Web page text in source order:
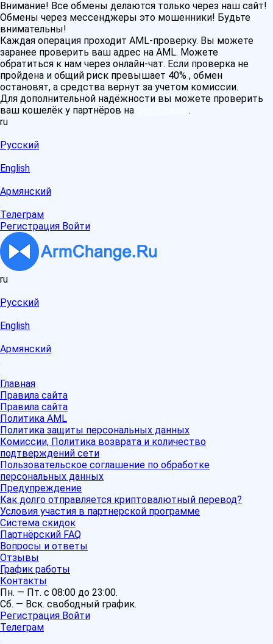
Внимание! Все обмены делаются только через наш сайт!
Обмены через мессенджеры это мошенники! Будьте
внимательны!
Каждая операция проходит AML-проверку. Вы можете
заранее проверить ваш адрес на AML. Можете
обратиться к нам через онлайн-чат. Если проверка не
пройдена и общий риск превышает 40% , обмен
остановят, а средства вернут за учетом комиссии.
Для дополнительной надёжности вы можете проверить
ваш кошелёк у партнёров на
.
ru
Русский
English
Армянский
Телеграм
Регистрация Войти
ru
Русский
English
Армянский
Главная
Правила сайта
Правила сайта
Политика AML
Политика защиты персональных данных
Комиссии, Политика возврата и количество
подтверждений сети
Пользовательское соглашение по обработке
персональных данных
Предупреждение
Как долго отправляется криптовалютный перевод?
Условия участия в партнерской программе
Система скидок
Партнёрский FAQ
Вопросы и ответы
Отзывы
График работы
Контакты
Пн. — Пт. с 08:00 до 23:00.
Сб. — Вск. свободный график.
Регистрация Войти
Телеграм